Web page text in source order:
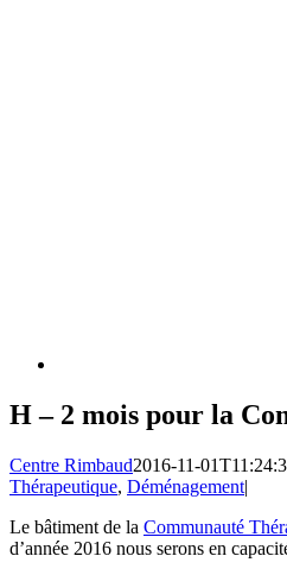
H – 2 mois pour la
Centre Rimbaud2016-11-
Thérapeutique, Déménagement|
Le bâtiment de la Communauté
d’année 2016 nous serons en